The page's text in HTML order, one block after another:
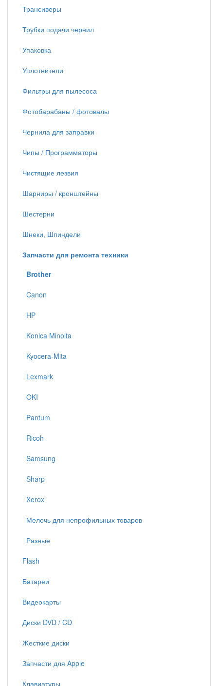
Трансиверы
Трубки подачи чернил
Упаковка
Уплотнители
Фильтры для пылесоса
Фотобарабаны / фотовалы
Чернила для заправки
Чипы / Программаторы
Чистящие лезвия
Шарниры / кронштейны
Шестерни
Шнеки, Шпиндели
Запчасти для ремонта техники
Brother
Canon
HP
Konica Minolta
Kyocera-Mita
Lexmark
OKI
Pantum
Ricoh
Samsung
Sharp
Xerox
Мелочь для непрофильных товаров
Разные
Flash
Батареи
Видеокарты
Диски DVD / CD
Жесткие диски
Запчасти для Apple
Клавиатуры